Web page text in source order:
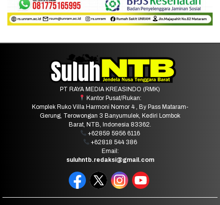
PT RAYA MEDIA KREASINDO (RMK)
Kantor Pusat/Rukan:
Komplek Ruko Villa Harmoni Nomor 4 , By Pass Mataram-
Gerung, Terowongan 3 Banyumulek, Kediri Lombok
Barat, NTB, Indonesia 83362.
+62859 5956 6116
+62818 544 386
Email:
suluhntb.redaksi@gmail.com